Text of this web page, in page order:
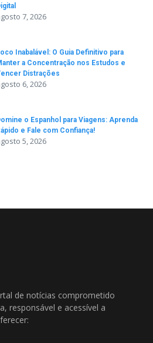
7, 2026
Inabalável: O Guia Definitivo para
a Concentração nos Estudos e
Distrações
6, 2026
o Espanhol para Viagens: Aprenda
e Fale com Confiança!
5, 2026
de notícias comprometido
responsável e acessível a